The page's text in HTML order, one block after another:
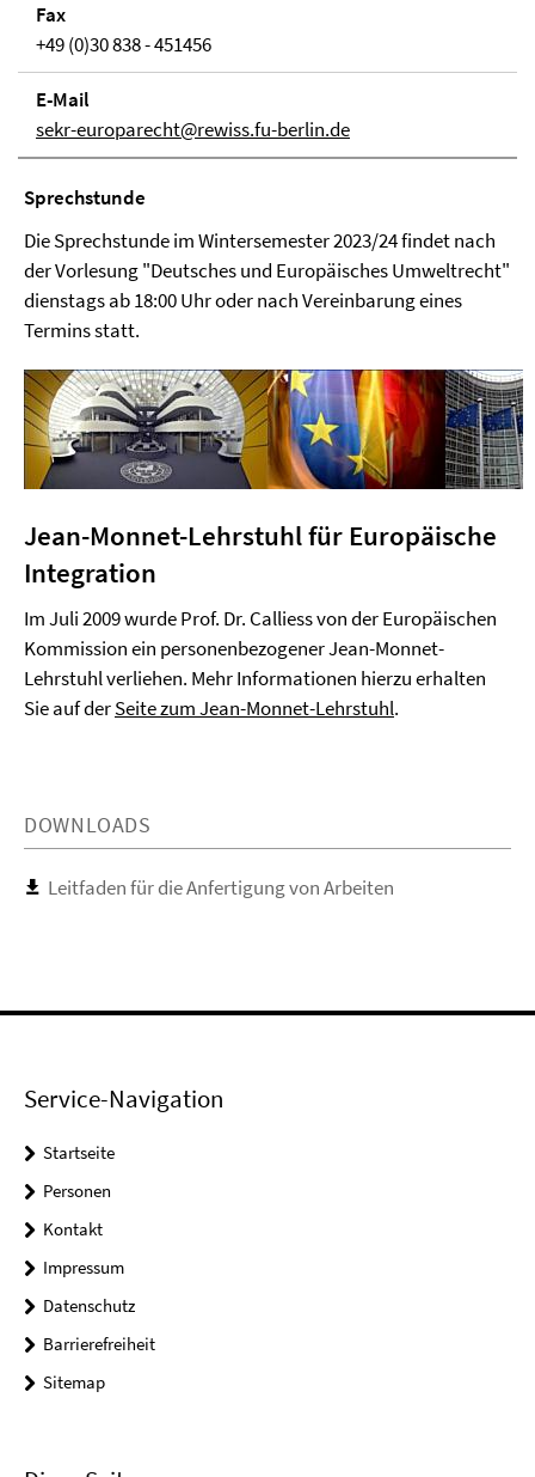
Fax
+49 (0)30 838 - 451456
E-Mail
sekr-europarecht@rewiss.fu-berlin.de
Sprechstunde
Die Sprechstunde im Wintersemester 2023/24 findet nach
der Vorlesung "Deutsches und Europäisches Umweltrecht"
dienstags ab 18:00 Uhr oder nach Vereinbarung eines
Termins statt.
Jean-Monnet-Lehrstuhl für Europäische
Integration
Im Juli 2009 wurde Prof. Dr. Calliess von der Europäischen
Kommission ein personenbezogener Jean-Monnet-
Lehrstuhl verliehen. Mehr Informationen hierzu erhalten
Sie auf derSeite zum Jean-Monnet-Lehrstuhl.
DOWNLOADS
Leitfaden für die Anfertigung von Arbeiten
Service-Navigation
Startseite
Personen
Kontakt
Impressum
Datenschutz
Barrierefreiheit
Sitemap